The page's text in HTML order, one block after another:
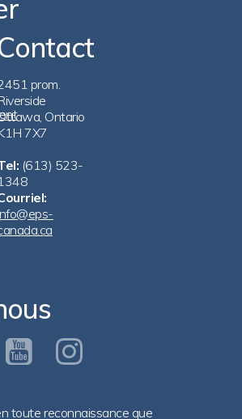
prom.
Ontario
7X7
(613) 523-
toute reconnaissance que